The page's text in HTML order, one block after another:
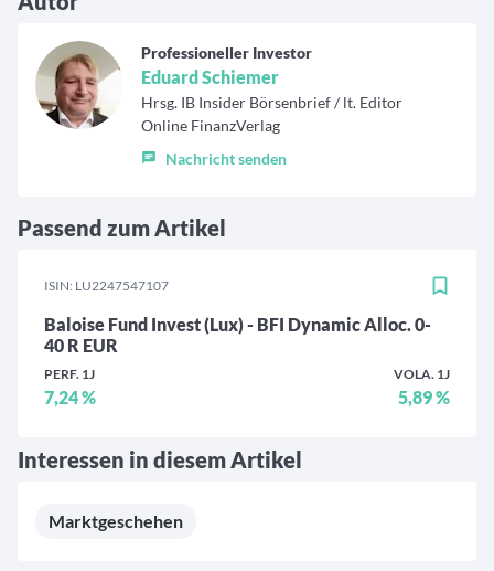
Professioneller Investor
Eduard Schiemer
Hrsg. IB Insider Börsenbrief / lt. Editor
Online FinanzVerlag
Nachricht senden
Passend zum Artikel
ISIN: LU2247547107
Baloise Fund Invest (Lux) - BFI Dynamic Alloc. 0-
40 R EUR
PERF. 1J
7,24 %
VOLA. 1J
5,89 %
Interessen in diesem Artikel
Marktgeschehen